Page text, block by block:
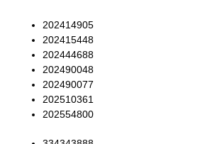
202414905
202415448
202444688
202490048
202490077
202510361
202554800